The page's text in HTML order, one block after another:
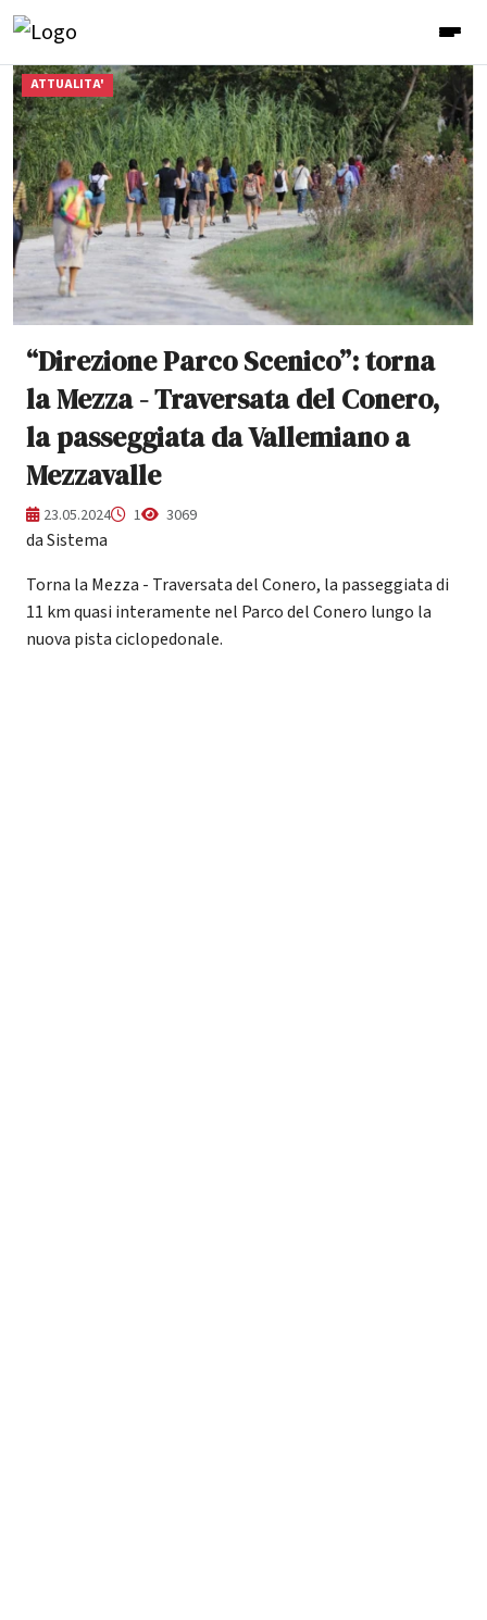
ATTUALITA'
“Direzione Parco Scenico”: torna
la Mezza - Traversata del Conero,
la passeggiata da Vallemiano a
Mezzavalle
23.05.2024 1 3069
da Sistema
Torna la Mezza - Traversata del Conero, la passeggiata di
11 km quasi interamente nel Parco del Conero lungo la
nuova pista ciclopedonale.